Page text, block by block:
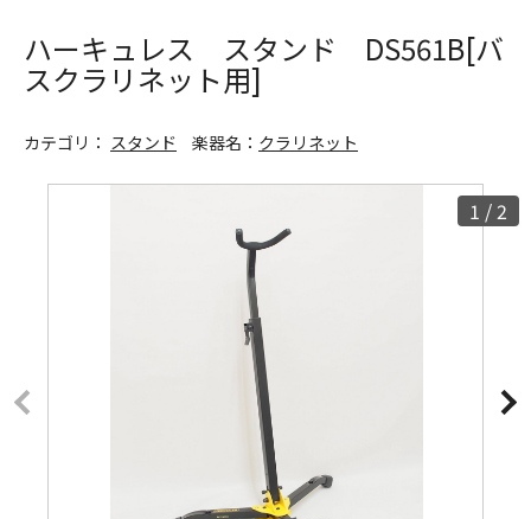
ハーキュレス スタンド DS561B[バ
スクラリネット用]
カテゴリ： スタンド 楽器名： クラリネット
1 /2